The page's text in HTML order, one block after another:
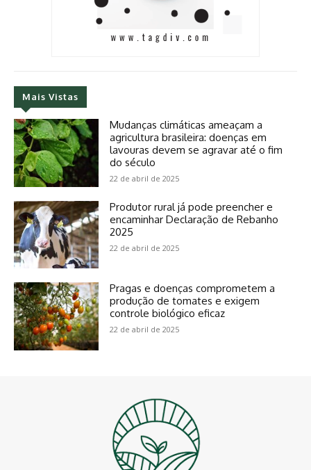
Mais Vistas
Mudanças climáticas ameaçam a
agricultura brasileira: doenças em
lavouras devem se agravar até o fim
do século
22 de abril de 2025
Produtor rural já pode preencher e
encaminhar Declaração de Rebanho
2025
22 de abril de 2025
Pragas e doenças comprometem a
produção de tomates e exigem
controle biológico eficaz
22 de abril de 2025